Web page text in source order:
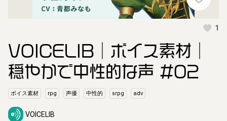
1
VOICELIB｜ボイス素材｜
穏やかで中性的な声 #02
ボイス素材 rpg 声優 中性的 srpg adv
VOICELIB